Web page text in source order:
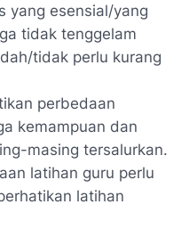
yang esensial/yang
tidak tenggelam
tidak perlu kurang
perbedaan
kemampuan dan
masing tersalurkan.
latihan guru perlu
latihan